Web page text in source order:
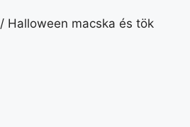
/ Halloween macska és tök